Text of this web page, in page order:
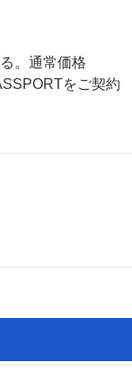
。通常価格
をご契約